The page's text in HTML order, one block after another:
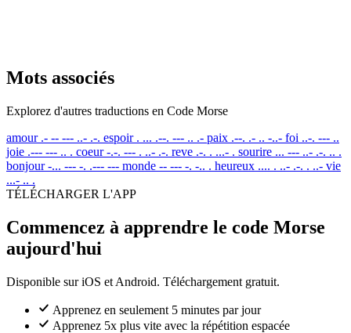
Mots associés
Explorez d'autres traductions en Code Morse
amour .- -- --- ..- .-. espoir . ... .--. --- .. .- paix .--. .- .. -..- foi ..-. --- ..
joie .--- --- .. . coeur -.-. --- . ..- .-. reve .-. . ...- . sourire ... --- ..- .-. .. .
bonjour -... --- -. .--- --- monde -- --- -. -.. . heureux .... . ..- .-. . ..- vie
...- .. .
TÉLÉCHARGER L'APP
Commencez à apprendre le code Morse
aujourd'hui
Disponible sur iOS et Android. Téléchargement gratuit.
Apprenez en seulement 5 minutes par jour
Apprenez 5x plus vite avec la répétition espacée